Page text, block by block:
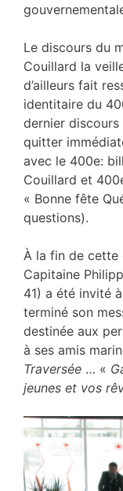
Le discours du
Couillard la
d’ailleurs fait
identitaire du
dernier
quitter
avec le 400e:
Couillard et
« Bonne fête
questions).
À la fin de cette
Capitaine
41) a été invité
terminé son
destinée aux
à ses amis
Traversée … «
jeunes et vos